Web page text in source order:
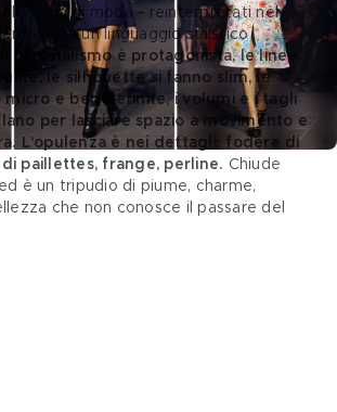
casa di moda - reinterpretati nel
in un linguaggio stilistico
Il minimalismo è protagonista, le linee
le silhouette si fanno slim, le
micro e ben definite, i volumi e i tagli
per lasciare spazio a movimento e
L’opulenza è nei dettagli: fodere di
paillettes, frange, perline. Chiude
ed è un tripudio di piume, charme,
che non conosce il passare del